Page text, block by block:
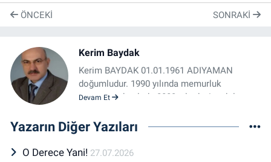
ÖNCEKI SONRAKI
Kerim Baydak
Kerim BAYDAK 01.01.1961 ADIYAMAN
doğumludur. 1990 yılında memurluk
yaşamıma başladı. 2003 yılında Anadolu
Bölümü’nden mezun oldu.Şu an da
çalışmaktadır.Türkiye Yazarlar Birliği
Devam Et
Yazarın Diğer Yazıları
O Derece Yani! 27.07.2026